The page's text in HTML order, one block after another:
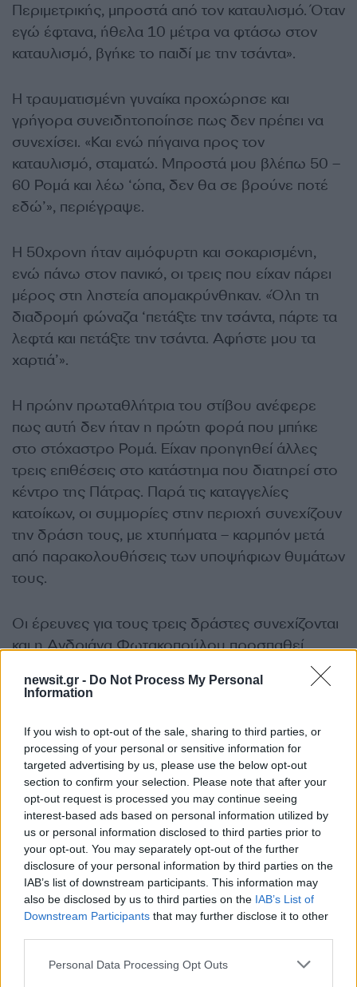
newsit.gr - Do Not Process My Personal
Information
If you wish to opt-out of the sale, sharing to third parties, or
processing of your personal or sensitive information for
targeted advertising by us, please use the below opt-out
section to confirm your selection. Please note that after your
opt-out request is processed you may continue seeing
interest-based ads based on personal information utilized by
us or personal information disclosed to third parties prior to
your opt-out. You may separately opt-out of the further
disclosure of your personal information by third parties on the
IAB’s list of downstream participants. This information may
also be disclosed by us to third parties on the IAB’s List of
Downstream Participants that may further disclose it to other
Please note that this website/app uses one or more Google
Personal Data Processing Opt Outs
Περιμετρικής, μπροστά από τον καταυλισμό. Όταν
εγώ έφτανα, ήθελα 10 μέτρα να φτάσω στον
καταυλισμό, βγήκε το παιδί με την τσάντα».
Η τραυματισμένη γυναίκα προχώρησε και
γρήγορα συνειδητοποίησε πως δεν πρέπει να
συνεχίσει. «Και ενώ πήγαινα προς τον
καταυλισμό, σταματώ. Μπροστά μου βλέπω 50 –
60 Ρομά και λέω ‘ώπα, δεν θα σε βρούνε ποτέ
εδώ’», περιέγραψε.
Η 50χρονη ήταν αιμόφυρτη και σοκαρισμένη,
ενώ πάνω στον πανικό, οι τρεις που είχαν πάρει
μέρος στη ληστεία απομακρύνθηκαν. «Όλη τη
διαδρομή φώναζα ‘πετάξτε την τσάντα, πάρτε τα
λεφτά και πετάξτε την τσάντα. Αφήστε μου τα
χαρτιά’».
Η πρώην πρωταθλήτρια του στίβου ανέφερε
πως αυτή δεν ήταν η πρώτη φορά που μπήκε
στο στόχαστρο Ρομά. Είχαν προηγηθεί άλλες
τρεις επιθέσεις στο κατάστημα που διατηρεί στο
κέντρο της Πάτρας. Παρά τις καταγγελίες
κατοίκων, οι συμμορίες στην περιοχή συνεχίζουν
την δράση τους, με χτυπήματα – καρμπόν μετά
από παρακολουθήσεις των υποψήφιων θυμάτων
τους.
Οι έρευνες για τους τρεις δράστες συνεχίζονται
και η Ανδριάνα Φωτακοπούλου προσπαθεί
Αν τα χάσατε